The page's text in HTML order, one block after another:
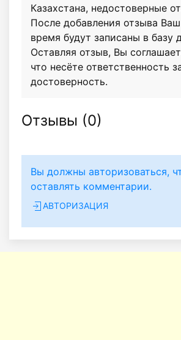
Казахстана, недостоверные
После добавления отзыва
время будут записаны в базу
Оставляя отзыв, Вы
что несёте ответственность
достоверность.
Отзывы (0)
Вы должны авторизоваться,
оставлять комментарии.
АВТОРИЗАЦИЯ